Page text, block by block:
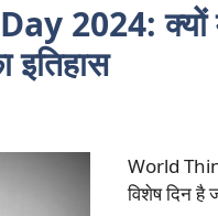
2024: क्यों
इतिहास
World
विशेष दिन है